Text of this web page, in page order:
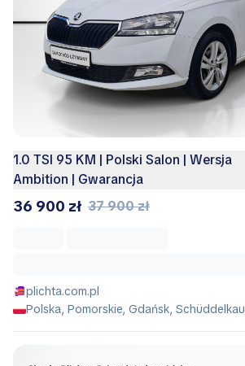
1.0 TSI 95 KM | Polski Salon | Wersja
Ambition | Gwarancja
36 900 zł 37 900 zł
plichta.com.pl
Polska, Pomorskie, Gdańsk, Schüddelkau